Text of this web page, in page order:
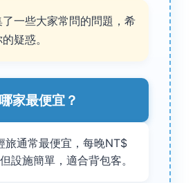
一些大家常問的問題，希
疑惑。
家最便宜？
旅通常最便宜，每晚NT$
設施簡單，適合背包客。